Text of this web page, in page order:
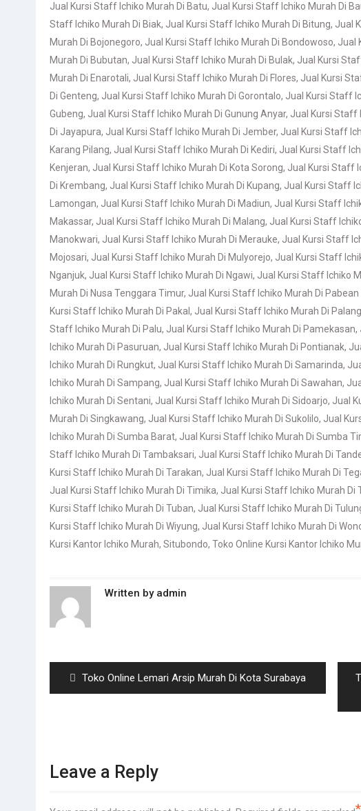
Jual Kursi Staff Ichiko Murah Di Batu, Jual Kursi Staff Ichiko Murah Di
Staff Ichiko Murah Di Biak, Jual Kursi Staff Ichiko Murah Di Bitung, Jual
Murah Di Bojonegoro, Jual Kursi Staff Ichiko Murah Di Bondowoso, Jual
Murah Di Bubutan, Jual Kursi Staff Ichiko Murah Di Bulak, Jual Kursi
Murah Di Enarotali, Jual Kursi Staff Ichiko Murah Di Flores, Jual Kursi
Di Genteng, Jual Kursi Staff Ichiko Murah Di Gorontalo, Jual Kursi Staff
Gubeng, Jual Kursi Staff Ichiko Murah Di Gunung Anyar, Jual Kursi Staff
Di Jayapura, Jual Kursi Staff Ichiko Murah Di Jember, Jual Kursi Staff
Karang Pilang, Jual Kursi Staff Ichiko Murah Di Kediri, Jual Kursi Staff
Kenjeran, Jual Kursi Staff Ichiko Murah Di Kota Sorong, Jual Kursi Staff
Di Krembang, Jual Kursi Staff Ichiko Murah Di Kupang, Jual Kursi Staff
Lamongan, Jual Kursi Staff Ichiko Murah Di Madiun, Jual Kursi Staff
Makassar, Jual Kursi Staff Ichiko Murah Di Malang, Jual Kursi Staff
Manokwari, Jual Kursi Staff Ichiko Murah Di Merauke, Jual Kursi Staff
Mojosari, Jual Kursi Staff Ichiko Murah Di Mulyorejo, Jual Kursi Staff
Nganjuk, Jual Kursi Staff Ichiko Murah Di Ngawi, Jual Kursi Staff Ichiko
Murah Di Nusa Tenggara Timur, Jual Kursi Staff Ichiko Murah Di Pabean
Kursi Staff Ichiko Murah Di Pakal , Jual Kursi Staff Ichiko Murah Di
Staff Ichiko Murah Di Palu, Jual Kursi Staff Ichiko Murah Di Pamekasan,
Ichiko Murah Di Pasuruan, Jual Kursi Staff Ichiko Murah Di Pontianak,
Ichiko Murah Di Rungkut, Jual Kursi Staff Ichiko Murah Di Samarinda,
Ichiko Murah Di Sampang, Jual Kursi Staff Ichiko Murah Di Sawahan,
Ichiko Murah Di Sentani, Jual Kursi Staff Ichiko Murah Di Sidoarjo, Jual
Murah Di Singkawang, Jual Kursi Staff Ichiko Murah Di Sukolilo, Jual
Ichiko Murah Di Sumba Barat, Jual Kursi Staff Ichiko Murah Di Sumba
Staff Ichiko Murah Di Tambaksari, Jual Kursi Staff Ichiko Murah Di
Kursi Staff Ichiko Murah Di Tarakan, Jual Kursi Staff Ichiko Murah Di
Jual Kursi Staff Ichiko Murah Di Timika, Jual Kursi Staff Ichiko Murah Di
Kursi Staff Ichiko Murah Di Tuban, Jual Kursi Staff Ichiko Murah Di
Kursi Staff Ichiko Murah Di Wiyung, Jual Kursi Staff Ichiko Murah Di
Kursi Kantor Ichiko Murah, Situbondo, Toko Online Kursi Kantor Ichiko
Written by admin
Previous
post:
Toko Online Lemari Arsip Murah Di Kota Surabaya
Leave a Reply